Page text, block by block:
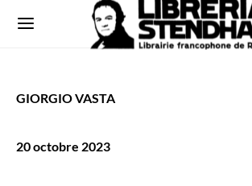
GIORGIO VASTA
20 octobre 2023